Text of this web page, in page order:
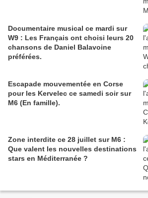
Documentaire musical ce mardi sur
W9 : Les Français ont choisi leurs 20
chansons de Daniel Balavoine
préférées.
Escapade mouvementée en Corse
pour les Kervelec ce samedi soir sur
M6 (En famille).
Zone interdite ce 28 juillet sur M6 :
Que valent les nouvelles destinations
stars en Méditerranée ?